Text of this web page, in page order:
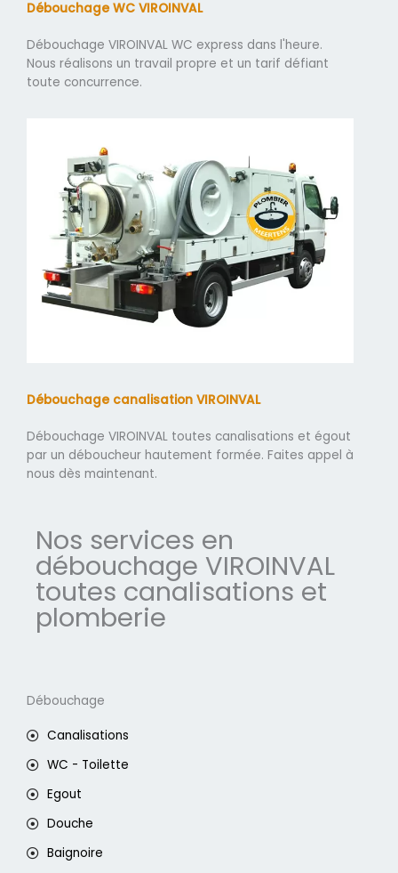
Débouchage WC VIROINVAL
Débouchage VIROINVAL WC express dans l'heure.
Nous réalisons un travail propre et un tarif défiant
toute concurrence.
Débouchage canalisation VIROINVAL
Débouchage VIROINVAL toutes canalisations et égout
par un déboucheur hautement formée. Faites appel à
nous dès maintenant.
Nos services en
débouchage VIROINVAL
toutes canalisations et
plomberie
Débouchage
Canalisations
WC - Toilette
Egout
Douche
Baignoire